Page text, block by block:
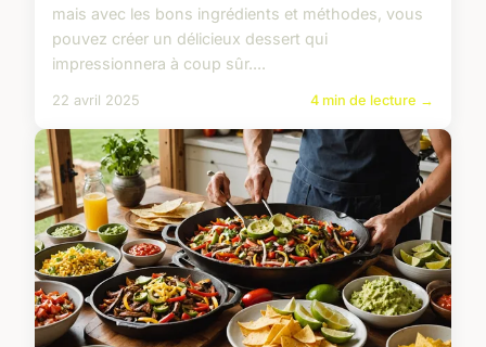
mais avec les bons ingrédients et méthodes, vous
pouvez créer un délicieux dessert qui
impressionnera à coup sûr....
22 avril 2025 4 min de lecture →